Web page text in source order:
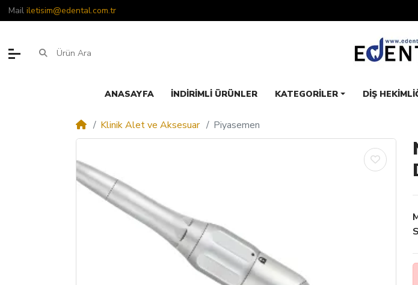
Mail iletisim@edental.com.tr
ANASAYFA İNDIRIMLI ÜRÜNLER KATEGORILER DIŞ
Klinik Alet ve Aksesuar Piyasemen